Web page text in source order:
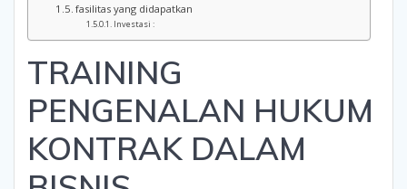
fasilitas yang didapatkan
Investasi :
TRAINING
PENGENALAN HUKUM
KONTRAK DALAM